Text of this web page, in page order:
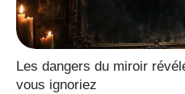
Les dangers du miroir
vous ignoriez